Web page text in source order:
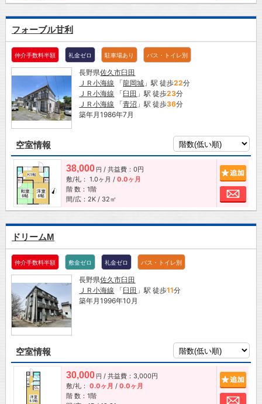
フォーブル甘利
仲介手数料半額 礼金ゼロ 駐車場あり バス・トイレ別
長野県佐久市臼田
ＪＲ小海線 「龍岡城 」駅 徒歩22分
ＪＲ小海線 「臼田 」駅 徒歩23分
ＪＲ小海線 「青沼 」駅 徒歩36分
築年月1986年7月
空室情報
38,000 円 / 共益費：0円
敷/礼： 1.0ヶ月 / 0.0ヶ月
階 数：1階
間/広：2K / 32㎡
お
ドリームM
仲介手数料半額 敷金ゼロ 礼金ゼロ バス・トイレ別
長野県佐久市臼田
ＪＲ小海線 「臼田 」駅 徒歩11分
築年月1996年10月
空室情報
30,000 円 / 共益費：3,000円
敷/礼： 0.0ヶ月 / 0.0ヶ月
階 数：1階
お